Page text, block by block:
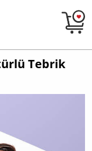
Tebrik